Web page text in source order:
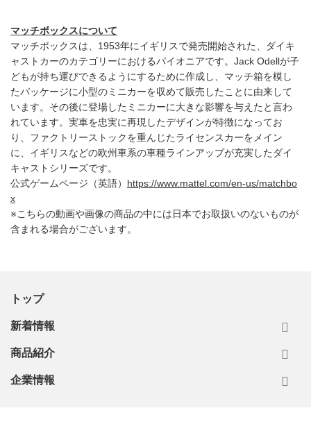
マッチボックスについて
マッチボックスは、1953年にイギリスで発売開始された、ダイキ
ャストカーのカテゴリーにおけるパイオニアです。Jack Odellが子
どもが持ち運びできるようにするために作成し、マッチ箱を模し
たパッケージに小型のミニカーを収めて販売したことに由来して
います。その後に登場したミニカーに大きな影響を与えたと言わ
れています。実車を忠実に再現したデザインが特徴になってお
り、ファクトリーストックを重んじたライセンスカーをメイン
に、イギリスなどの欧州車系の車種ラインアップが充実したダイ
キャストシリーズです。
公式ゲームページ（英語） https://www.mattel.com/en-us/matchbo
x
※こちらの動画や画像の商品の中には日本でお取扱いのないものが
含まれる場合がございます。
トップ
新着情報
商品紹介
企業情報